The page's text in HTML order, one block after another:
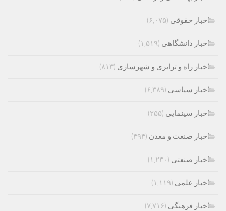
اخبار حقوقی (۶,۰۷۵)
اخبار دانشگاهی (۱,۵۱۹)
اخبار راه و ترابری و شهرسازی (۸۱۳)
اخبار سیاسی (۶,۳۸۹)
اخبار سینمایی (۲۵۵)
اخبار صنعت و معدن (۴۹۴)
اخبار صنعتی (۱,۲۳۰)
اخبار علمی (۱,۱۱۹)
اخبار فرهنگی (۷,۷۱۶)